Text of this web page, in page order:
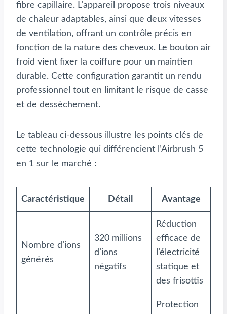
fibre capillaire. L’appareil propose trois niveaux
de chaleur adaptables, ainsi que deux vitesses
de ventilation, offrant un contrôle précis en
fonction de la nature des cheveux. Le bouton air
froid vient fixer la coiffure pour un maintien
durable. Cette configuration garantit un rendu
professionnel tout en limitant le risque de casse
et de dessèchement.
Le tableau ci-dessous illustre les points clés de
cette technologie qui différencient l’Airbrush 5
en 1 sur le marché :
Caractéristique Détail Avantage
Nombre d’ions
générés
320 millions
d’ions
négatifs
Réduction
efficace de
l’électricité
statique et
des frisottis
Protection